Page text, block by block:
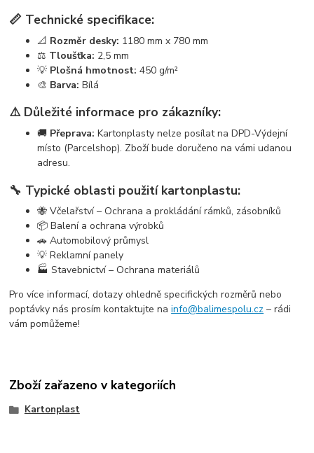
📏 Technické specifikace:
📐 Rozměr desky: 1180 mm x 780 mm
⚖️ Tloušťka: 2,5 mm
💡 Plošná hmotnost: 450 g/m²
🎨 Barva: Bílá
⚠️ Důležité informace pro zákazníky:
🚚 Přeprava: Kartonplasty nelze posílat na DPD-Výdejní
místo (Parcelshop). Zboží bude doručeno na vámi udanou
adresu.
🔧 Typické oblasti použití kartonplastu:
🐝 Včelařství – Ochrana a prokládání rámků, zásobníků
📦 Balení a ochrana výrobků
🚗 Automobilový průmysl
💡 Reklamní panely
🏭 Stavebnictví – Ochrana materiálů
Pro více informací, dotazy ohledně specifických rozměrů nebo
poptávky nás prosím kontaktujte nainfo@balimespolu.cz – rádi
vám pomůžeme!
Zboží zařazeno v kategoriích
Kartonplast